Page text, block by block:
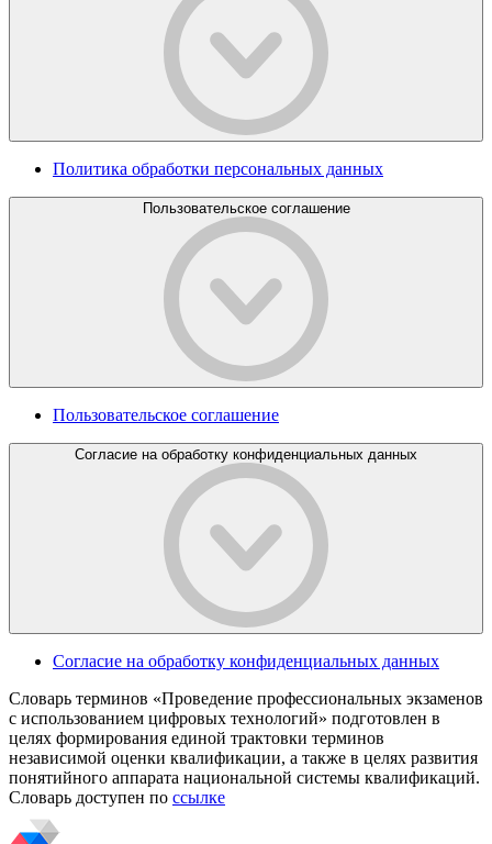
Политика обработки персональных данных
Пользовательское соглашение
Пользовательское соглашение
Согласие на обработку конфиденциальных данных
Согласие на обработку конфиденциальных данных
Словарь терминов «Проведение профессиональных экзаменов
с использованием цифровых технологий» подготовлен в
целях формирования единой трактовки терминов
независимой оценки квалификации, а также в целях развития
понятийного аппарата национальной системы квалификаций.
Словарь доступен по ссылке